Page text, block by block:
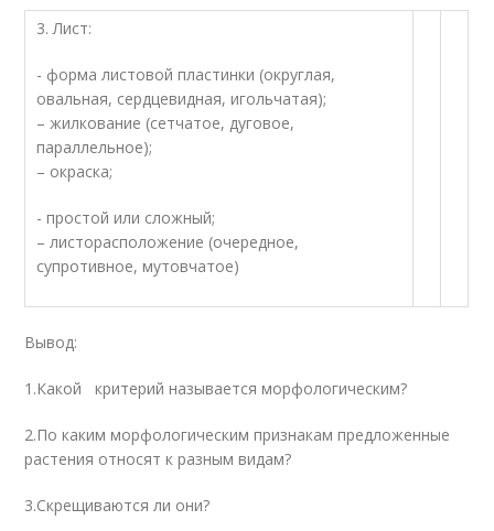
3. Лист:
- форма листовой пластинки (округлая,
овальная, сердцевидная, игольчатая);
– жилкование (сетчатое, дуговое,
параллельное);
– окраска;
- простой или сложный;
– листорасположение (очередное,
супротивное, мутовчатое)
Вывод:
1.Какой критерий называется морфологическим?
2.По каким морфологическим признакам предложенные
растения относят к разным видам?
3.Скрещиваются ли они?